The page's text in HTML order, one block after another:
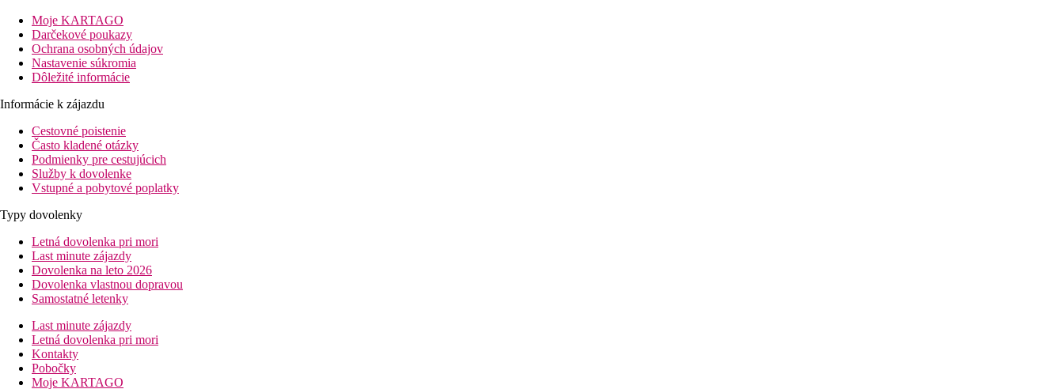
Šport a zábava
Súčasťou hotela je vonkajší bazén s terasou na slnenie, na ktoré sú pre vás k dispozícii lehátka a slnečníky. Pri bazéne sa nachádza bar s ponukou osviežujúcich nápojov. Pokiaľ chcete svoj pobyt v hoteli
stráviť aktívnejšie, môžete si zacvičiť vo fitness centre. Na relaxáciu a oddych vám dobre poslúži hotelové Wellness zázemie s ponukou masáží a relaxačných procedúr
Stravovanie
Pobyt v hoteli je možný bez stravy, s raňajkami, s polpenziou či plnou penziou
Vzdialenosti
200 m
Vzdialenosť k pláži
150 m
Centrum mesta
38 km
Vzdialenosť od najbližšieho letiska
bazény
Bar pri bazéne
Fotogaléria
Moje KARTAGO
Darčekové poukazy
Ochrana osobných údajov
Nastavenie súkromia
Dôležité informácie
Informácie k zájazdu
Cestovné poistenie
Často kladené otázky
Podmienky pre cestujúcich
Služby k dovolenke
Vstupné a pobytové poplatky
Typy dovolenky
Letná dovolenka pri mori
Last minute zájazdy
Dovolenka na leto 2026
Dovolenka vlastnou dopravou
Samostatné letenky
Last minute zájazdy
Letná dovolenka pri mori
Kontakty
Pobočky
Moje KARTAGO